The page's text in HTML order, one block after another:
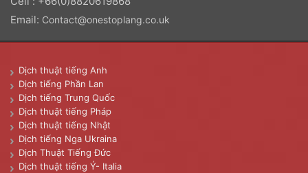
Email: Contact@onestoplang.co.uk
Dịch thuật tiếng Anh
Dịch tiếng Phần Lan
Dịch tiếng Trung Quốc
Dịch thuật tiếng Pháp
Dịch thuật tiếng Nhật
Dịch tiếng Nga Ukraina
Dịch Thuật Tiếng Đức
Dịch thuật tiếng Ý- Italia